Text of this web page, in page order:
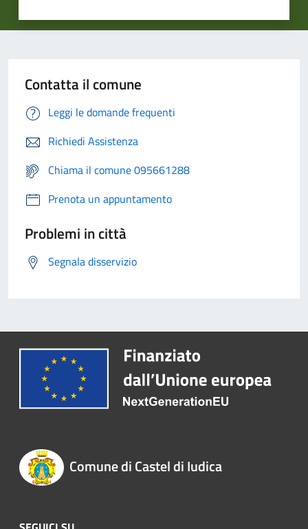
Contatta il comune
Leggi le domande frequenti
Richiedi Assistenza
Chiama il comune 095661288
Prenota un appuntamento
Problemi in città
Segnala disservizio
Comune di Castel di Iudica